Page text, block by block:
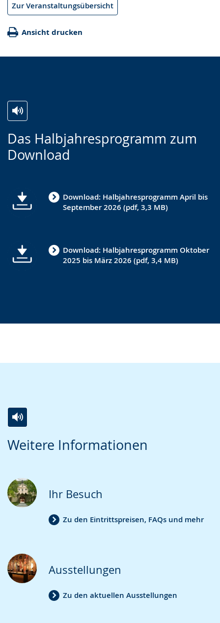
Zur Veranstaltungsübersicht
Ansicht drucken
Das Halbjahresprogramm zum
Download
Leichten
Sprache
Audio-
Unterstützung.
Video
in
wird
angezeigt.
Download: Halbjahresprogramm April bis
September 2026 (pdf, 3,3 MB)
Download: Halbjahresprogramm Oktober
2025 bis März 2026 (pdf, 3,4 MB)
Weitere Informationen
Leichten
wechseln.
Audio-
Video
Deutscher
Gebärdensprache
wird
Ihr Besuch
Zu den Eintrittspreisen, FAQs und mehr
Ausstellungen
Zu den aktuellen Ausstellungen